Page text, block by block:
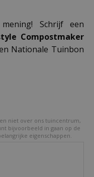
Schrijf een
Compostmaker
Nationale Tuinbon
niet over ons tuincentrum,
bijvoorbeeld in gaan op de
eigenschappen.